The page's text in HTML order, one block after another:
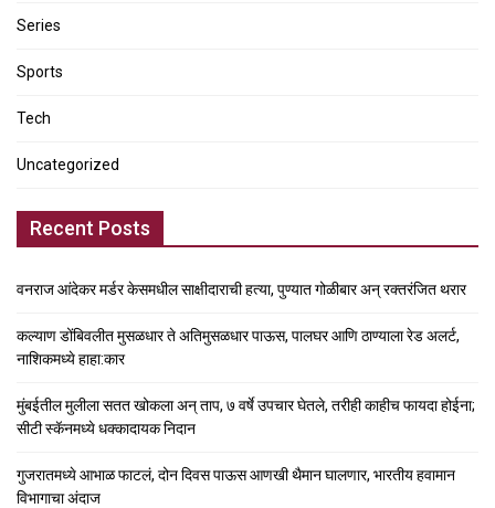
Series
Sports
Tech
Uncategorized
Recent Posts
वनराज आंदेकर मर्डर केसमधील साक्षीदाराची हत्या, पुण्यात गोळीबार अन् रक्तरंजित थरार
कल्याण डोंबिवलीत मुसळधार ते अतिमुसळधार पाऊस, पालघर आणि ठाण्याला रेड अलर्ट,
नाशिकमध्ये हाहा:कार
मुंबईतील मुलीला सतत खोकला अन् ताप, ७ वर्षे उपचार घेतले, तरीही काहीच फायदा होईना;
सीटी स्कॅनमध्ये धक्कादायक निदान
गुजरातमध्ये आभाळ फाटलं, दोन दिवस पाऊस आणखी थैमान घालणार, भारतीय हवामान
विभागाचा अंदाज